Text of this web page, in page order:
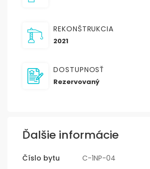
REKONŠTRUKCIA
2021
DOSTUPNOSŤ
Rezervovaný
Ďalšie informácie
Číslo bytu
C-1NP-04